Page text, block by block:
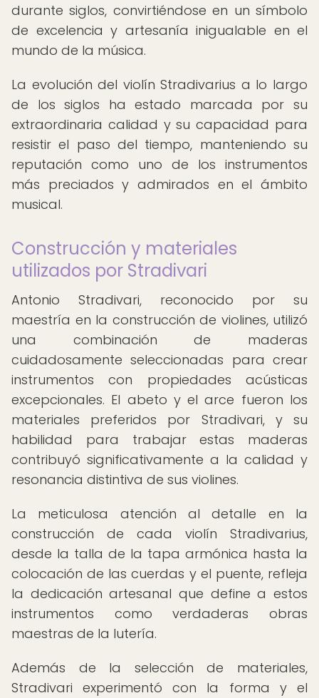
durante siglos, convirtiéndose en un símbolo
de excelencia y artesanía inigualable en el
mundo de la música.
La evolución del violín Stradivarius a lo largo
de los siglos ha estado marcada por su
extraordinaria calidad y su capacidad para
resistir el paso del tiempo, manteniendo su
reputación como uno de los instrumentos
más preciados y admirados en el ámbito
musical.
Construcción y materiales
utilizados por Stradivari
Antonio Stradivari, reconocido por su
maestría en la construcción de violines, utilizó
una combinación de maderas
cuidadosamente seleccionadas para crear
instrumentos con propiedades acústicas
excepcionales. El abeto y el arce fueron los
materiales preferidos por Stradivari, y su
habilidad para trabajar estas maderas
contribuyó significativamente a la calidad y
resonancia distintiva de sus violines.
La meticulosa atención al detalle en la
construcción de cada violín Stradivarius,
desde la talla de la tapa armónica hasta la
colocación de las cuerdas y el puente, refleja
la dedicación artesanal que define a estos
instrumentos como verdaderas obras
maestras de la lutería.
Además de la selección de materiales,
Stradivari experimentó con la forma y el